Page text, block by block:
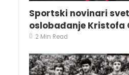
Sportski novinari
oslobađanje Kristofa
2 Min Read